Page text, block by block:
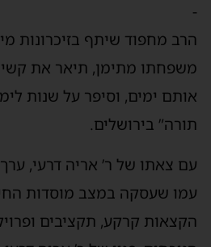
-
הרב מחפוד שיתף בזיכרונות
משפחתו מתימן, תיאר את
אותם ימים, וסיפר על שנות
תורה” בירושלים.
עם צאתו של ר’ אריה דרעי,
עמו שעסקה במצב מוסדות
הקצאות קרקע, תקציבים